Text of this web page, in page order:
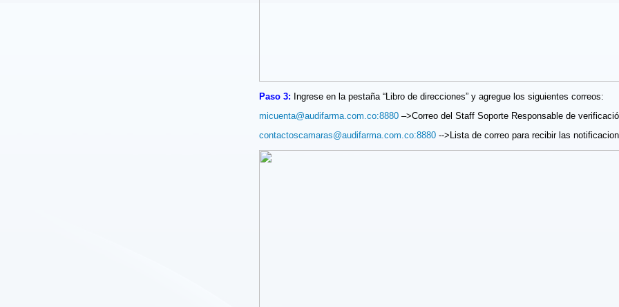
Paso 3: Ingrese en la pestaña “Libro de direcciones” y agregue los siguientes correos:
micuenta@audifarma.com.co:8880–>Correo del Staff Soporte Responsable de
contactoscamaras@audifarma.com.co:8880-->Lista de correo para recibir las